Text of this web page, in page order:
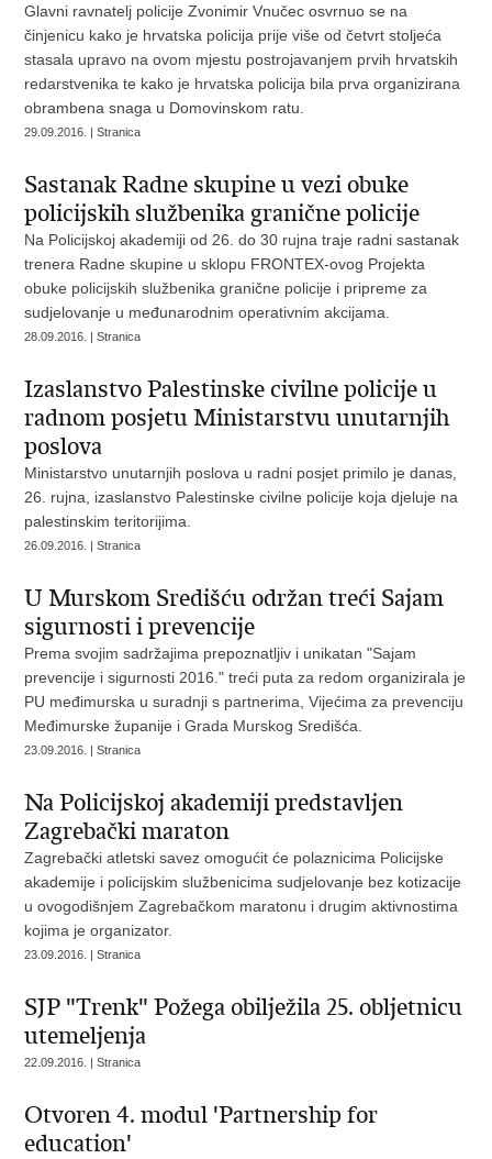
Glavni ravnatelj policije Zvonimir Vnučec osvrnuo se na
činjenicu kako je hrvatska policija prije više od četvrt stoljeća
stasala upravo na ovom mjestu postrojavanjem prvih hrvatskih
redarstvenika te kako je hrvatska policija bila prva organizirana
obrambena snaga u Domovinskom ratu.
29.09.2016. | Stranica
Sastanak Radne skupine u vezi obuke
policijskih službenika granične policije
Na Policijskoj akademiji od 26. do 30 rujna traje radni sastanak
trenera Radne skupine u sklopu FRONTEX-ovog Projekta
obuke policijskih službenika granične policije i pripreme za
sudjelovanje u međunarodnim operativnim akcijama.
28.09.2016. | Stranica
Izaslanstvo Palestinske civilne policije u
radnom posjetu Ministarstvu unutarnjih
poslova
Ministarstvo unutarnjih poslova u radni posjet primilo je danas,
26. rujna, izaslanstvo Palestinske civilne policije koja djeluje na
palestinskim teritorijima.
26.09.2016. | Stranica
U Murskom Središću održan treći Sajam
sigurnosti i prevencije
Prema svojim sadržajima prepoznatljiv i unikatan "Sajam
prevencije i sigurnosti 2016." treći puta za redom organizirala je
PU međimurska u suradnji s partnerima, Vijećima za prevenciju
Međimurske županije i Grada Murskog Središća.
23.09.2016. | Stranica
Na Policijskoj akademiji predstavljen
Zagrebački maraton
Zagrebački atletski savez omogućit će polaznicima Policijske
akademije i policijskim službenicima sudjelovanje bez kotizacije
u ovogodišnjem Zagrebačkom maratonu i drugim aktivnostima
kojima je organizator.
23.09.2016. | Stranica
SJP "Trenk" Požega obilježila 25. obljetnicu
utemeljenja
22.09.2016. | Stranica
Otvoren 4. modul 'Partnership for
education'